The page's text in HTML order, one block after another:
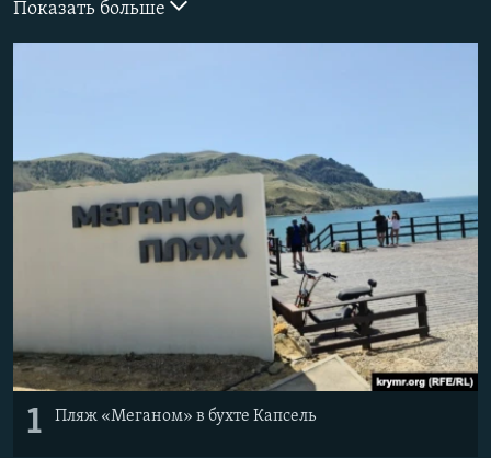
ПРИСОЕДИНЯЙТЕСЬ!
Все сайты RFE/RL
Показать больше
1 Пляж «Меганом» в бухте Капсель